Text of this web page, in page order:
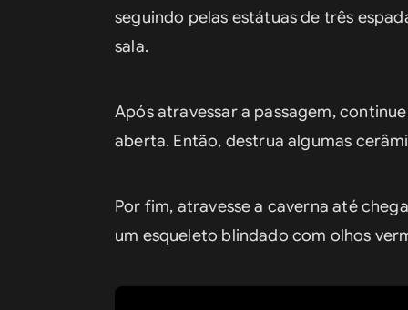
seguindo pelas estátuas de três
sala.
Após atravessar a passagem,
aberta. Então, destrua algumas
Por fim, atravesse a caverna até
um esqueleto blindado com olhos